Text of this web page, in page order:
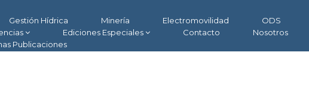
Gestión Hídrica Minería Electromovilidad
ODS
Ediciones Especiales Contacto
Nosotros
Publicaciones